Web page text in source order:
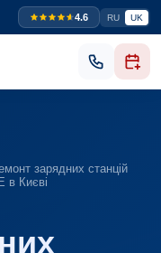
4.6 RU UK
зарядних станцій
в Києві